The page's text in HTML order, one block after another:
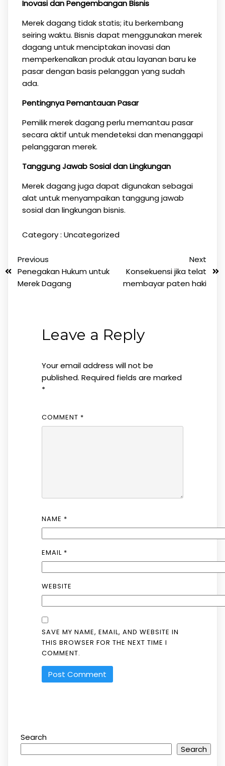
Inovasi dan Pengembangan Bisnis
Merek dagang tidak statis; itu berkembang
seiring waktu. Bisnis dapat menggunakan merek
dagang untuk menciptakan inovasi dan
memperkenalkan produk atau layanan baru ke
pasar dengan basis pelanggan yang sudah
ada.
Pentingnya Pemantauan Pasar
Pemilik merek dagang perlu memantau pasar
secara aktif untuk mendeteksi dan menanggapi
pelanggaran merek.
Tanggung Jawab Sosial dan Lingkungan
Merek dagang juga dapat digunakan sebagai
alat untuk menyampaikan tanggung jawab
sosial dan lingkungan bisnis.
Category : Uncategorized
Previous
Penegakan Hukum untuk
Merek Dagang
Next
Konsekuensi jika telat
membayar paten haki
Leave a Reply
Your email address will not be
published. Required fields are marked
*
COMMENT *
NAME *
EMAIL *
WEBSITE
SAVE MY NAME, EMAIL, AND WEBSITE IN
THIS BROWSER FOR THE NEXT TIME I
COMMENT.
Search
Search